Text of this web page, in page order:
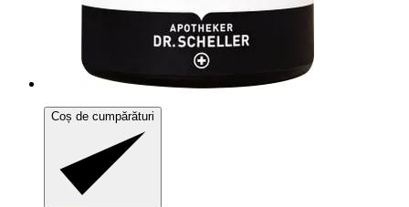
Coș de cumpărături